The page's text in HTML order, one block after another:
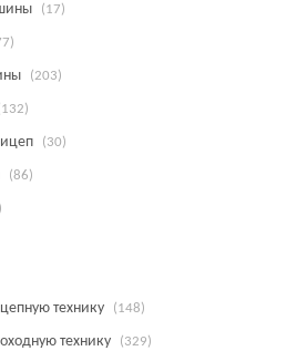
(17)
(203)
(30)
(86)
технику (148)
технику (329)